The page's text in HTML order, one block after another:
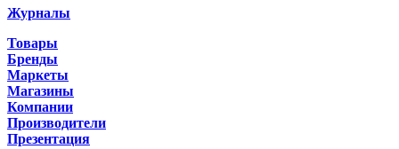
Журналы
Товары
Бренды
Маркеты
Магазины
Компании
Производители
Презентация